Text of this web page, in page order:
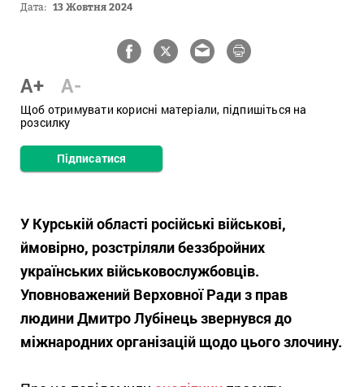
Дата: 13 Жовтня 2024
A+ A-
Щоб отримувати корисні матеріали, підпишіться на
розсилку
Підписатися
У Курській області російські військові,
ймовірно, розстріляли беззбройних
українських військовослужбовців.
Уповноважений Верховної Ради з прав
людини Дмитро Лубінець звернувся до
міжнародних організацій щодо цього злочину.